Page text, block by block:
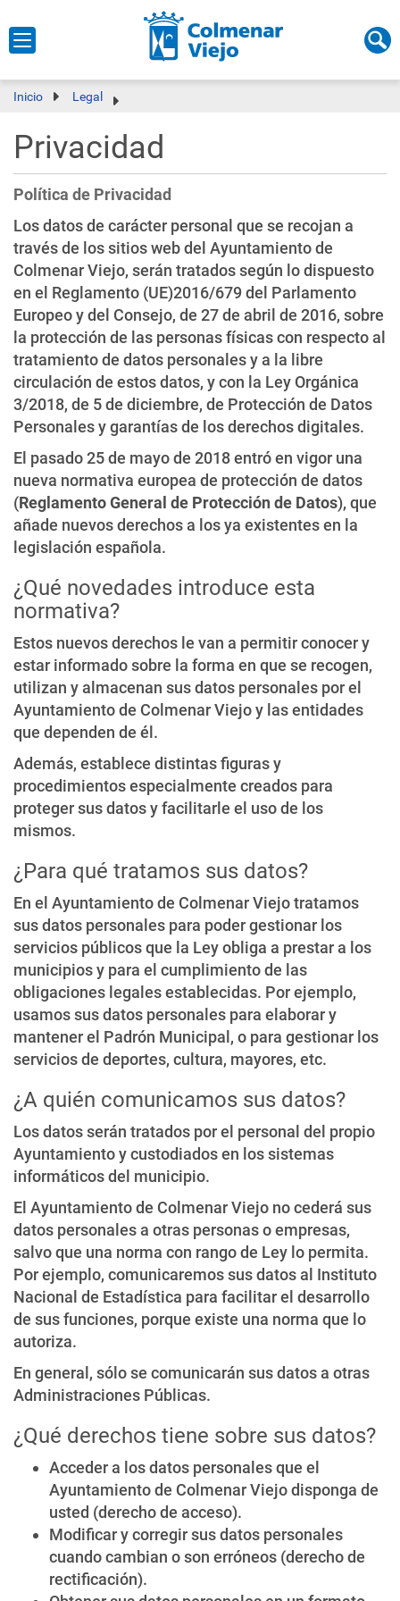
Inicio Legal
Privacidad
Política de Privacidad
Los datos de carácter personal que se recojan a
través de los sitios web del Ayuntamiento de
Colmenar Viejo, serán tratados según lo dispuesto
en el Reglamento (UE)2016/679 del Parlamento
Europeo y del Consejo, de 27 de abril de 2016, sobre
la protección de las personas físicas con respecto al
tratamiento de datos personales y a la libre
circulación de estos datos, y con la Ley Orgánica
3/2018, de 5 de diciembre, de Protección de Datos
Personales y garantías de los derechos digitales.
El pasado 25 de mayo de 2018 entró en vigor una
nueva normativa europea de protección de datos
(Reglamento General de Protección de Datos), que
añade nuevos derechos a los ya existentes en la
legislación española.
¿Qué novedades introduce esta
normativa?
Estos nuevos derechos le van a permitir conocer y
estar informado sobre la forma en que se recogen,
utilizan y almacenan sus datos personales por el
Ayuntamiento de Colmenar Viejo y las entidades
que dependen de él.
Además, establece distintas figuras y
procedimientos especialmente creados para
proteger sus datos y facilitarle el uso de los
mismos.
¿Para qué tratamos sus datos?
En el Ayuntamiento de Colmenar Viejo tratamos
sus datos personales para poder gestionar los
servicios públicos que la Ley obliga a prestar a los
municipios y para el cumplimiento de las
obligaciones legales establecidas. Por ejemplo,
usamos sus datos personales para elaborar y
mantener el Padrón Municipal, o para gestionar los
servicios de deportes, cultura, mayores, etc.
¿A quién comunicamos sus datos?
Los datos serán tratados por el personal del propio
Ayuntamiento y custodiados en los sistemas
informáticos del municipio.
El Ayuntamiento de Colmenar Viejo no cederá sus
datos personales a otras personas o empresas,
salvo que una norma con rango de Ley lo permita.
Por ejemplo, comunicaremos sus datos al Instituto
Nacional de Estadística para facilitar el desarrollo
de sus funciones, porque existe una norma que lo
autoriza.
En general, sólo se comunicarán sus datos a otras
Administraciones Públicas.
¿Qué derechos tiene sobre sus datos?
Acceder a los datos personales que el
Ayuntamiento de Colmenar Viejo disponga de
usted (derecho de acceso).
Modificar y corregir sus datos personales
cuando cambian o son erróneos (derecho de
rectificación).